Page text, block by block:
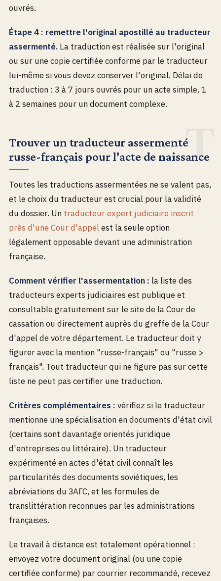
ouvrés.
Étape 4 : remettre l'original apostillé au traducteur
assermenté.La traduction est réalisée sur l'original
ou sur une copie certifiée conforme par le traducteur
lui-même si vous devez conserver l'original. Délai de
traduction : 3 à 7 jours ouvrés pour un acte simple, 1
à 2 semaines pour un document complexe.
Trouver un traducteur assermenté
russe-français pour l'acte de naissance
Toutes les traductions assermentées ne se valent pas,
et le choix du traducteur est crucial pour la validité
du dossier. Un traducteur expert judiciaire inscrit
près d'une Cour d'appelest la seule option
légalement opposable devant une administration
française.
Comment vérifier l'assermentation : la liste des
traducteurs experts judiciaires est publique et
consultable gratuitement sur le site de la Cour de
cassation ou directement auprès du greffe de la Cour
d'appel de votre département. Le traducteur doit y
figurer avec la mention "russe-français" ou "russe >
français". Tout traducteur qui ne figure pas sur cette
liste ne peut pas certifier une traduction.
Critères complémentaires : vérifiez si le traducteur
mentionne une spécialisation en documents d'état civil
(certains sont davantage orientés juridique
d'entreprises ou littéraire). Un traducteur
expérimenté en actes d'état civil connaît les
particularités des documents soviétiques, les
abréviations du ЗАГС, et les formules de
translittération reconnues par les administrations
françaises.
Le travail à distance est totalement opérationnel :
envoyez votre document original (ou une copie
certifiée conforme) par courrier recommandé, recevez